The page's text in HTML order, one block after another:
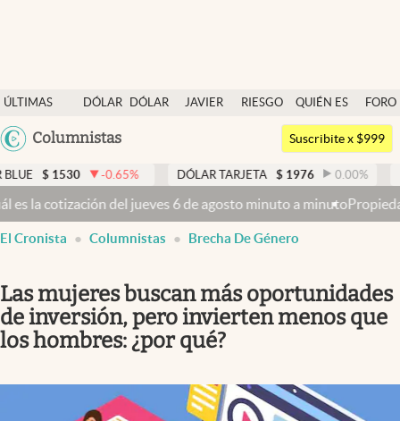
ÚLTIMAS
NOTICIAS
DÓLAR
DÓLAR
JAVIER
RIESGO
QUIÉN ES
QUIÉN
FORO
Argentina
México
Columnistas
Dólar
Members
Economía y Política
Finanzas y Mercados
Mercados Online
Columnistas
Otras secciones
Infotechnology
Suscribite x $999
-0.65% DÓLAR TARJETA $ 1976 0.00% DÓLAR
6 de agosto minuto a minutoPropiedad privada: con
El Cronista Columnistas Brecha De Género
Las mujeres buscan más oportunidades
de inversión, pero invierten menos que
los hombres: ¿por qué?